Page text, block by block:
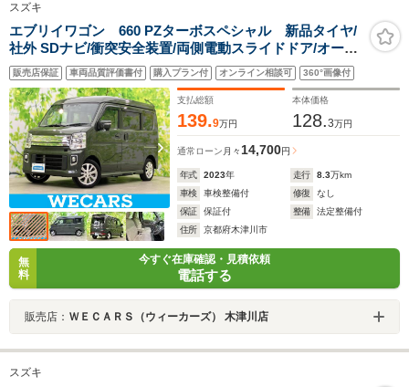
スズキ
エブリイワゴン 660 PZターボスペシャル 新品タイヤ/
社外 SDナビ/衝突安全装置/両側電動スライドドア/オート
ステップ/ドライブレコーダー 前後/ヘッドランプ
HID/USBジャック/Bluetooth接続/ETC/EBD付ABS
販売店保証 車両品質評価書付 購入プラン付 オンライン相談可 360°画像付
支払総額
139.9万円
本体価格
128.3万円
通常ローン 月々14,700円
年式 2023年 走行 8.3万km
車検
車検整備付 修復
なし
保証
保証付 整備
法定整備付
住所
京都府木津川市
無
料
今すぐ在庫確認・見積依頼
電話する
販売店： ＷＥＣＡＲＳ（ウィーカーズ） 木津川店
スズキ